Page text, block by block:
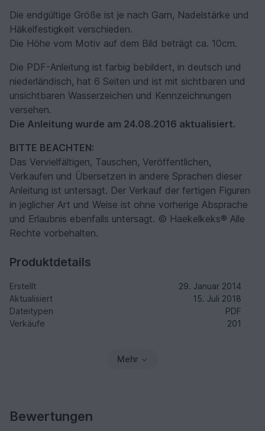
Die endgültige Größe ist je nach Garn, Nadelstärke und
Häkelfestigkeit verschieden.
Die Höhe vom Motiv auf dem Bild beträgt ca. 10cm.
Die PDF-Anleitung ist farbig bebildert, in deutsch und
niederländisch, hat 6 Seiten und ist mit sichtbaren und
unsichtbaren Wasserzeichen und Kennzeichnungen
versehen.
Die Anleitung wurde am 24.08.2016 aktualisiert.
BITTE BEACHTEN:
Das Vervielfältigen, Tauschen, Veröffentlichen,
Verkaufen und Übersetzen in andere Sprachen dieser
Anleitung ist untersagt. Der Verkauf der fertigen Figuren
in jeglicher Art und Weise ist ohne vorherige Absprache
und Erlaubnis ebenfalls untersagt. © Haekelkeks® Alle
Rechte vorbehalten.
Produktdetails
Erstellt
29. Januar 2014
Aktualisiert
15. Juli 2018
Dateitypen
PDF
Verkäufe
201
Mehr
Bewertungen